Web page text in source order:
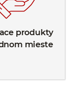
produkty
mieste